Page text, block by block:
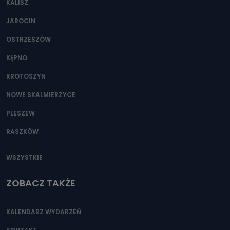
Można to zrobić pod numerem telefonu 62 735-51-05 lub
KALISZ
JAROCIN
OSTRZESZÓW
KĘPNO
KROTOSZYN
NOWE SKALMIERZYCE
PLESZEW
RASZKÓW
WSZYSTKIE
ZOBACZ TAKŻE
KALENDARZ WYDARZEŃ